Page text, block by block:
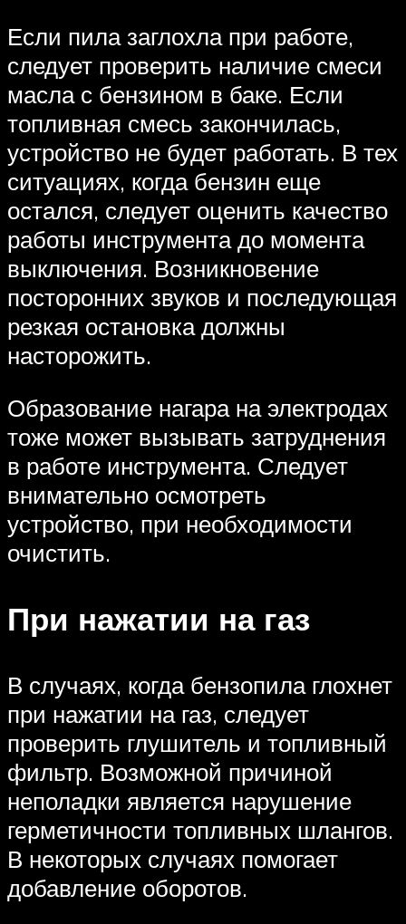
Если пила заглохла при работе,
следует проверить наличие смеси
масла с бензином в баке. Если
топливная смесь закончилась,
устройство не будет работать. В тех
ситуациях, когда бензин еще
остался, следует оценить качество
работы инструмента до момента
выключения. Возникновение
посторонних звуков и последующая
резкая остановка должны
насторожить.
Образование нагара на электродах
тоже может вызывать затруднения
в работе инструмента. Следует
внимательно осмотреть
устройство, при необходимости
очистить.
При нажатии на газ
В случаях, когда бензопила глохнет
при нажатии на газ, следует
проверить глушитель и топливный
фильтр. Возможной причиной
неполадки является нарушение
герметичности топливных шлангов.
В некоторых случаях помогает
добавление оборотов.